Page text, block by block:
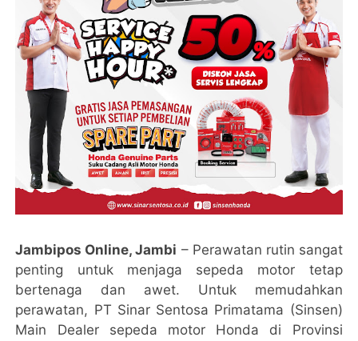
Jambipos Online, Jambi – Perawatan rutin sangat
penting untuk menjaga sepeda motor tetap
bertenaga dan awet. Untuk memudahkan
perawatan, PT Sinar Sentosa Primatama (Sinsen)
Main Dealer sepeda motor Honda di Provinsi